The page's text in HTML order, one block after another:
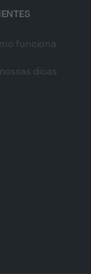
funciona
dicas